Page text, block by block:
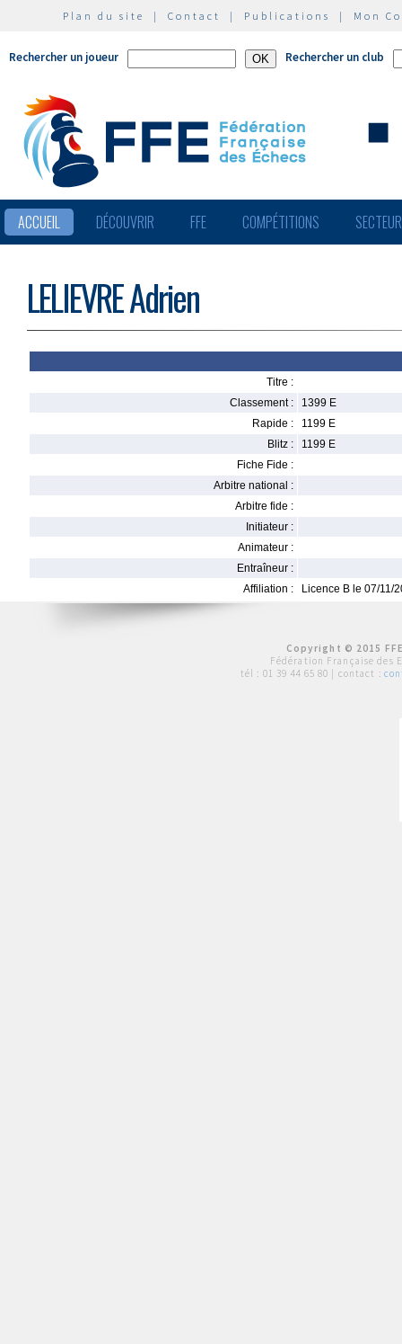
Plan du site | Contact | Publications | Mon
Rechercher un joueur Rechercher un club
ACCUEIL DÉCOUVRIR FFE COMPÉTITIONS
LELIEVRE Adrien
Titre :
Classement :
1399 E
Rapide :
1199 E
Blitz :
1199 E
Fiche Fide :
Arbitre national :
Arbitre fide :
Initiateur :
Animateur :
Entraîneur :
Affiliation :
Licence B le 07/11/
Copyright © 2015
Fédération Française des
tél : 01 39 44 65 80 | contact :